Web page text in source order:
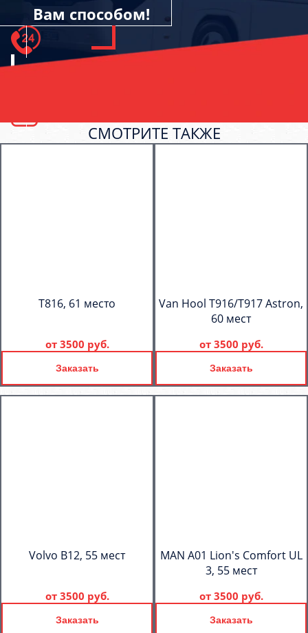
Вам способом!
СМОТРИТЕ ТАКЖЕ
T816, 61 место
от 3500 руб.
Заказать
Van Hool T916/T917 Astron,
60 мест
от 3500 руб.
Заказать
Volvo B12, 55 мест
от 3500 руб.
Заказать
MAN A01 Lion's Comfort UL
3, 55 мест
от 3500 руб.
Заказать